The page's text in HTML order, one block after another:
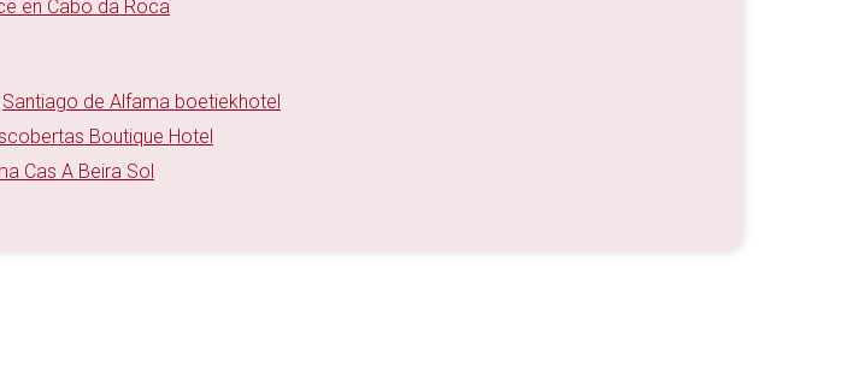
en Cabo da Roca
Santiago de Alfama boetiekhotel
Boutique Hotel
Cas A Beira Sol